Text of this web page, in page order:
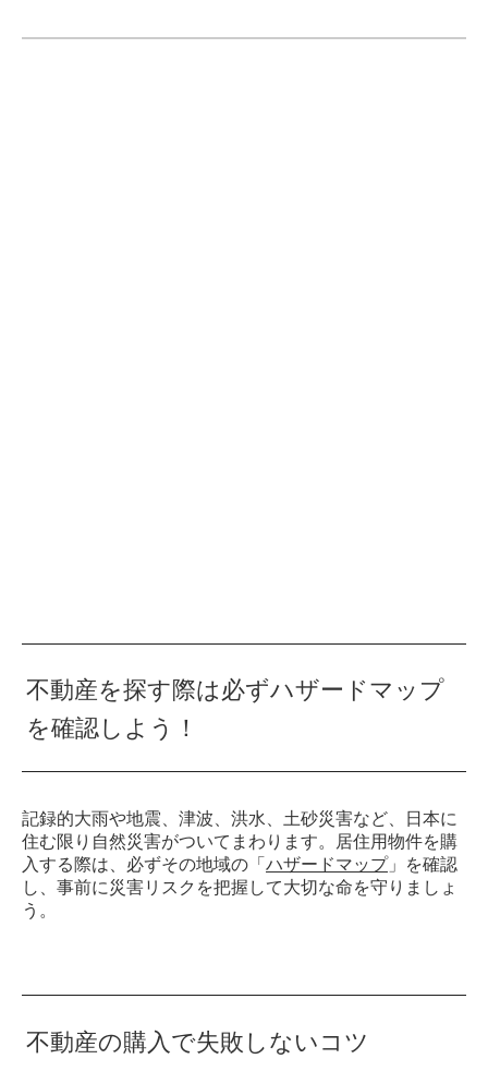
不動産を探す際は必ずハザードマップ
を確認しよう！
記録的大雨や地震、津波、洪水、土砂災害など、日本に
住む限り自然災害がついてまわります。居住用物件を購
入する際は、必ずその地域の「 ハザードマップ」を確認
し、事前に災害リスクを把握して大切な命を守りましょ
う。
不動産の購入で失敗しないコツ